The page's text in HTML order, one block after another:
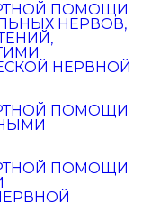
ПОМОЩИ
НЕРВОВ,
НЕРВНОЙ
ПОМОЩИ
ПОМОЩИ